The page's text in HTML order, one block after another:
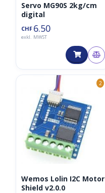
Servo MG90S 2kg/cm
digital
CHF 6.50
exkl. MWST
2
Wemos Lolin I2C Motor
Shield v2.0.0